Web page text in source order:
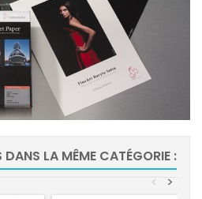
DANS LA MÊME CATÉGORIE :
>
<